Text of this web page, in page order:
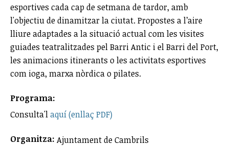
esportives cada cap de setmana de tardor, amb
l'objectiu de dinamitzar la ciutat. Propostes a l’aire
lliure adaptades a la situació actual com les visites
guiades teatralitzades pel Barri Antic i el Barri del Port,
les animacions itinerants o les activitats esportives
com ioga, marxa nòrdica o pilates.
Programa:
Consulta'laquí (enllaç PDF)
Organitza: Ajuntament de Cambrils